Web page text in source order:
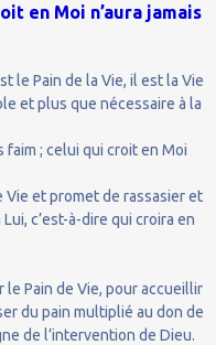
en Moi n’aura jamais
le Pain de la Vie, il est la Vie
et plus que nécessaire à la
faim ; celui qui croit en Moi
Vie et promet de rassasier et
c’est-à-dire qui croira en
Pain de Vie, pour accueillir
du pain multiplié au don de
de l’intervention de Dieu.